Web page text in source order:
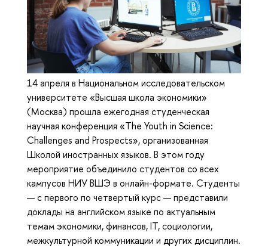
14 апреля в Национальном исследовательском
университете «Высшая школа экономики»
(Москва) прошла ежегодная студенческая
научная конференция «The Youth in Science:
Challenges and Prospects», организованная
Школой иностранных языков. В этом году
мероприятие объединило студентов со всех
кампусов НИУ ВШЭ в онлайн-формате. Студенты
— с первого по четвертый курс — представили
доклады на английском языке по актуальным
темам экономики, финансов, IT, социологии,
межкультурной коммуникации и других дисциплин.